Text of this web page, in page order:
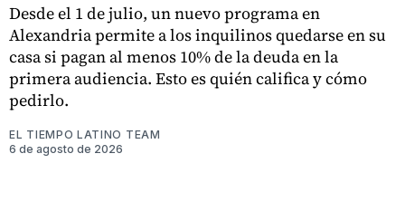
Desde el 1 de julio, un nuevo programa en
Alexandria permite a los inquilinos quedarse en su
casa si pagan al menos 10% de la deuda en la
primera audiencia. Esto es quién califica y cómo
pedirlo.
EL TIEMPO LATINO TEAM
6 de agosto de 2026